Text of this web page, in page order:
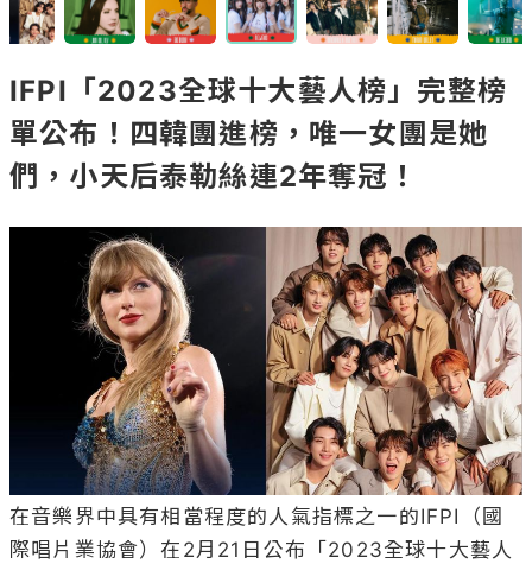
IFPI「2023全球十大藝人榜」完整榜
單公布！四韓團進榜，唯一女團是她
們，小天后泰勒絲連2年奪冠！
在音樂界中具有相當程度的人氣指標之一的IFPI（國
際唱片業協會）在2月21日公布「2023全球十大藝人